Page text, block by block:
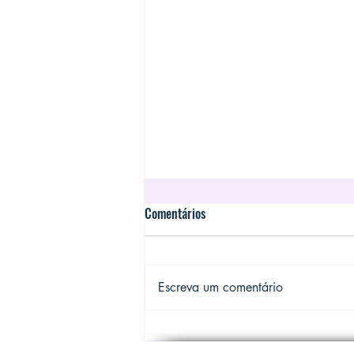
Práticas inadequadas na clínica
Comentários
Escreva um comentário